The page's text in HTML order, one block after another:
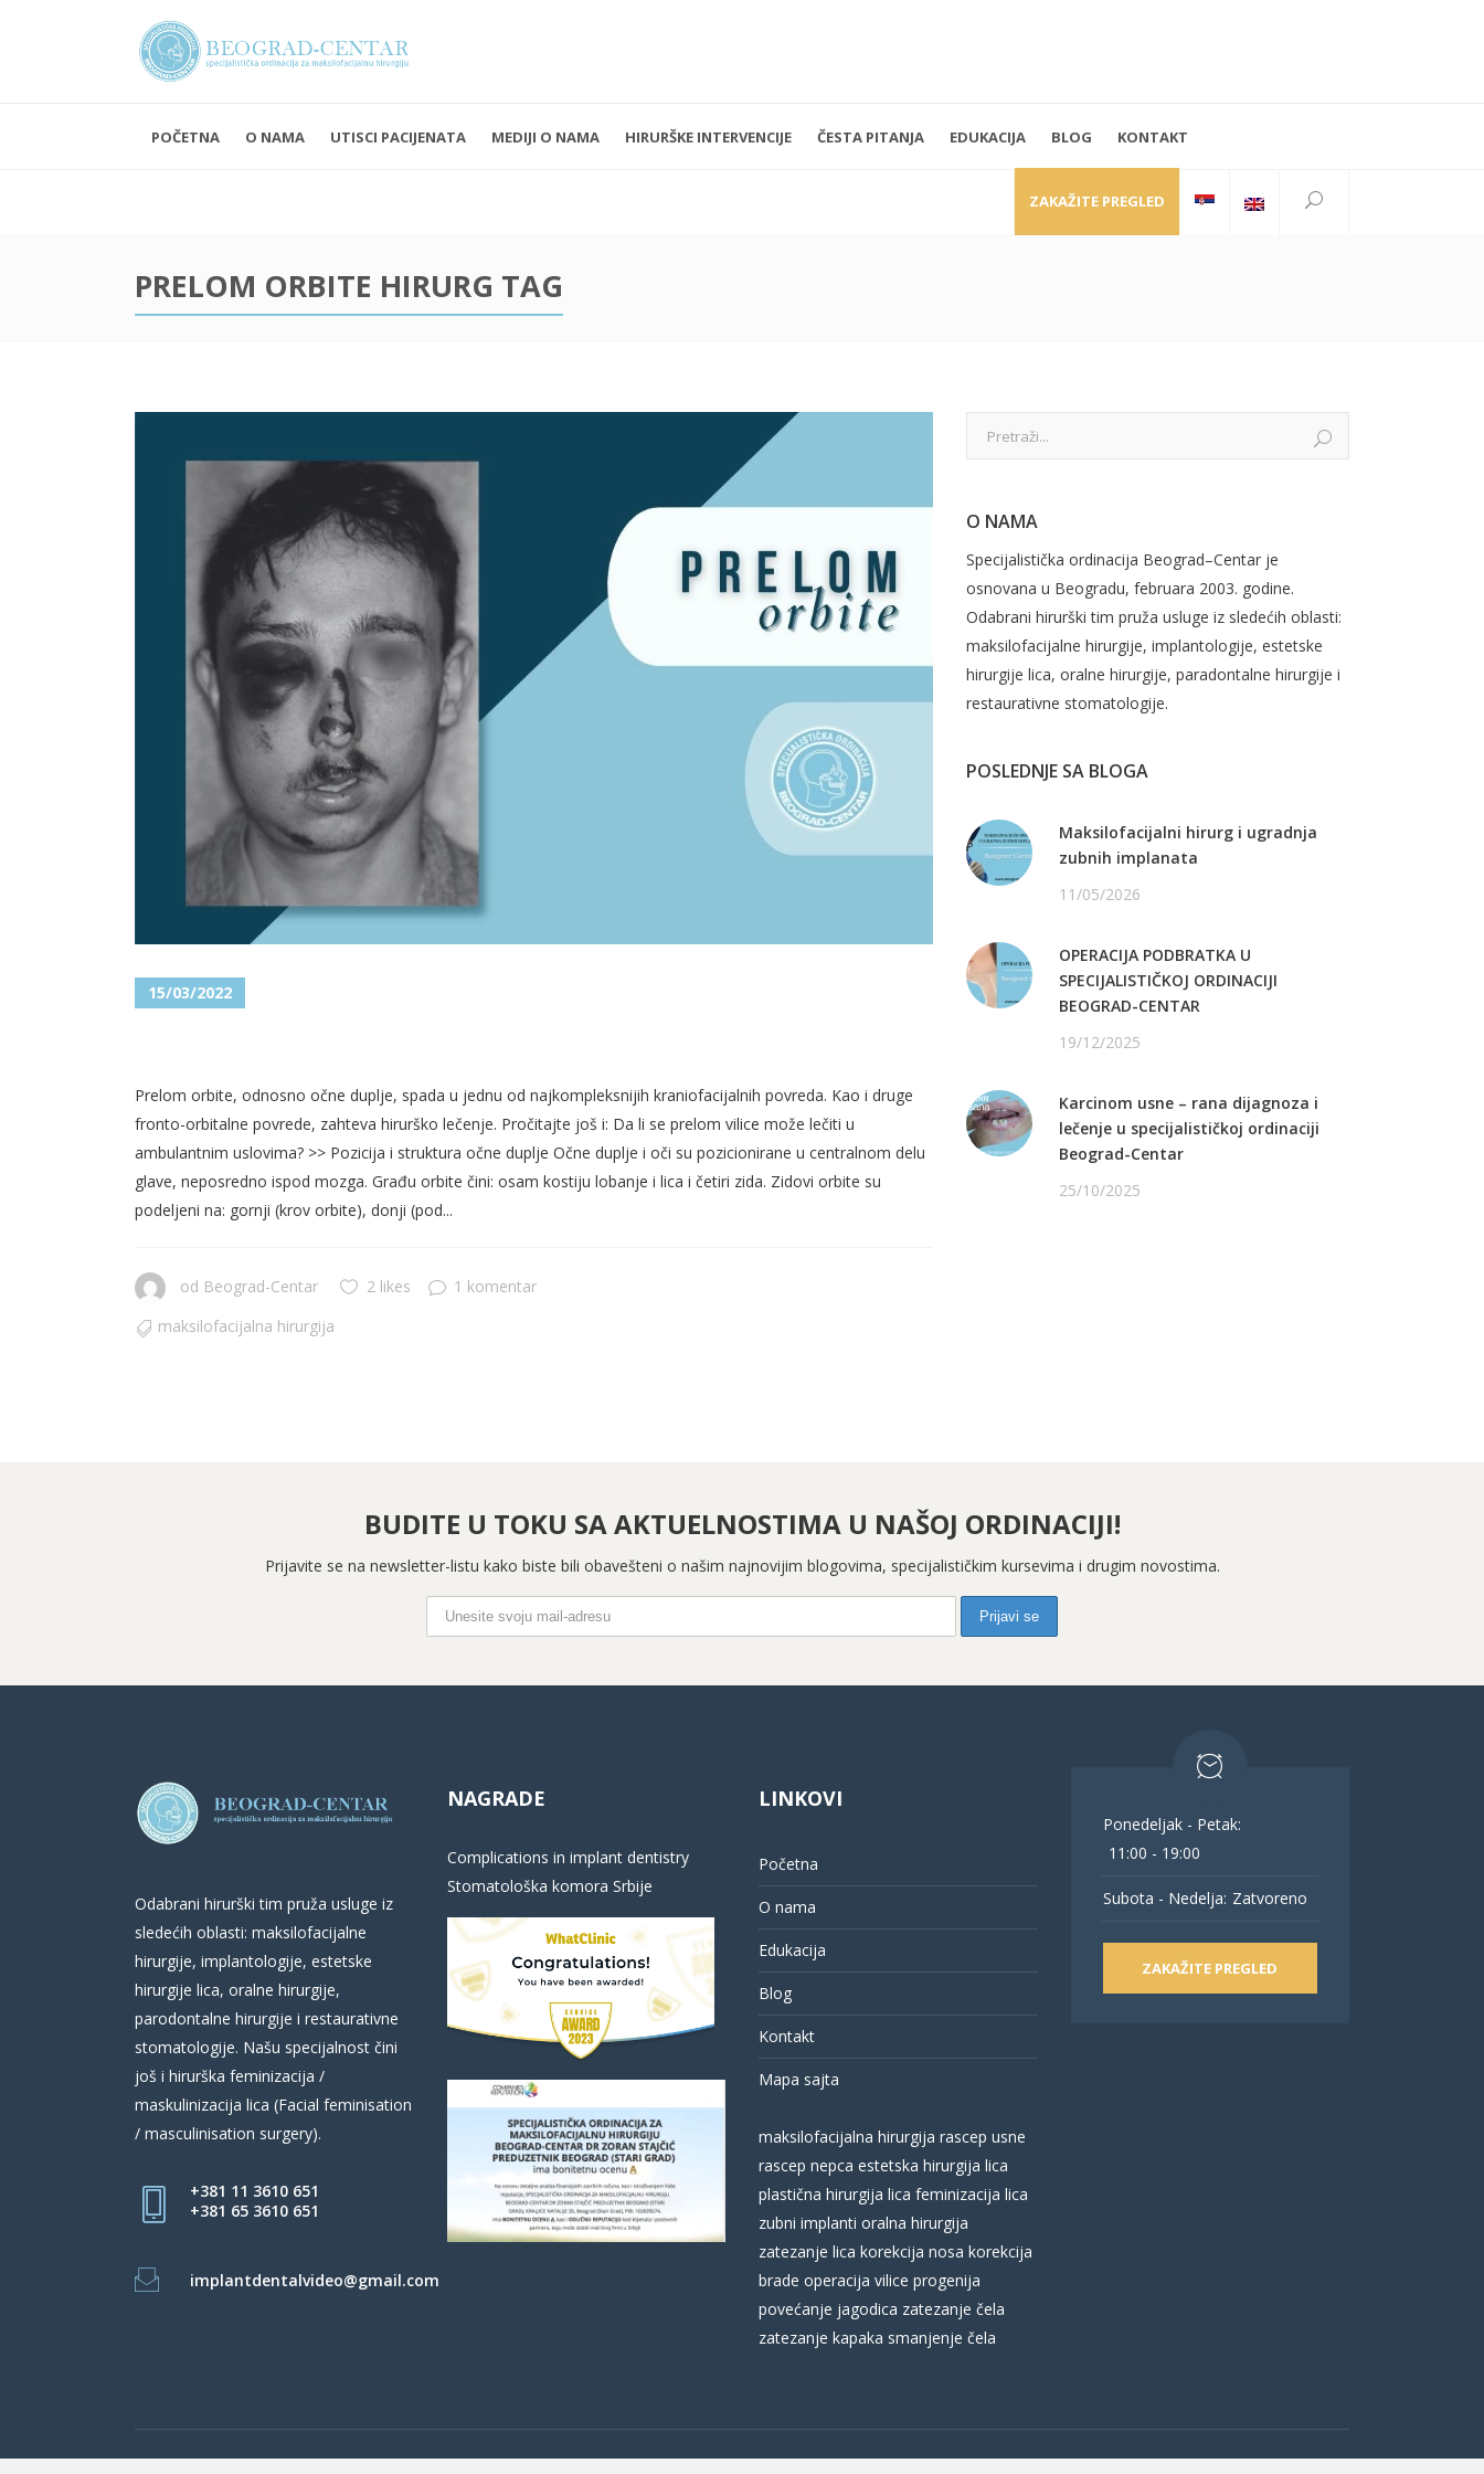
Ponedeljak - Petak 11:00 - 19:00
+381 11 3610 651
Kraljice Natalije 35
11000 Beograd
POČETNA O NAMA UTISCI PACIJENATA MEDIJI O NAMA HIRURŠKE INTERVENCIJE ČESTA PITANJA EDUKACIJA BLOG KONTAKT
ZAKAŽITE PREGLED
PRELOM ORBITE HIRURG TAG
15/03/2022
Prelom orbite, odnosno očne duplje, spada u jednu od najkompleksnijih kraniofacijalnih povreda. Kao i druge
fronto-orbitalne povrede, zahteva hirurško lečenje. Pročitajte još i: Da li se prelom vilice može lečiti u
ambulantnim uslovima? >> Pozicija i struktura očne duplje Očne duplje i oči su pozicionirane u centralnom delu
glave, neposredno ispod mozga. Građu orbite čini: osam kostiju lobanje i lica i četiri zida. Zidovi orbite su
podeljeni na: gornji (krov orbite), donji (pod...
od Beograd-Centar 2 likes
1 komentar
maksilofacijalna hirurgija
O NAMA
Specijalistička ordinacija Beograd–Centar je
osnovana u Beogradu, februara 2003. godine.
Odabrani hirurški tim pruža usluge iz sledećih oblasti:
maksilofacijalne hirurgije, implantologije, estetske
hirurgije lica, oralne hirurgije, paradontalne hirurgije i
restaurativne stomatologije.
POSLEDNJE SA BLOGA
Maksilofacijalni hirurg i ugradnja
zubnih implanata
11/05/2026
OPERACIJA PODBRATKA U
SPECIJALISTIČKOJ ORDINACIJI
BEOGRAD-CENTAR
19/12/2025
Karcinom usne – rana dijagnoza i
lečenje u specijalističkoj ordinaciji
Beograd-Centar
25/10/2025
BUDITE U TOKU SA AKTUELNOSTIMA U NAŠOJ ORDINACIJI!
Prijavite se na newsletter-listu kako biste bili obavešteni o našim najnovijim blogovima, specijalističkim kursevima i drugim novostima.
Odabrani hirurški tim pruža usluge iz
sledećih oblasti: maksilofacijalne
hirurgije, implantologije, estetske
hirurgije lica, oralne hirurgije,
parodontalne hirurgije i restaurativne
stomatologije. Našu specijalnost čini
još i hirurška feminizacija /
maskulinizacija lica (Facial feminisation
/ masculinisation surgery).
+381 11 3610 651
+381 65 3610 651
implantdentalvideo@gmail.com
NAGRADE
Complications in implant dentistry
Stomatološka komora Srbije
LINKOVI
Početna
O nama
Edukacija
Blog
Kontakt
Mapa sajta
maksilofacijalna hirurgija rascep usne
rascep nepca estetska hirurgija lica
plastična hirurgija lica feminizacija lica
zubni implanti oralna hirurgija
zatezanje lica korekcija nosa korekcija
brade operacija vilice progenija
povećanje jagodica zatezanje čela
zatezanje kapaka smanjenje čela
Ponedeljak - Petak:
11:00 - 19:00
Subota - Nedelja: Zatvoreno
ZAKAŽITE PREGLED